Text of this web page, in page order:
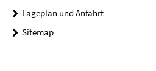
Lageplan und Anfahrt
Sitemap